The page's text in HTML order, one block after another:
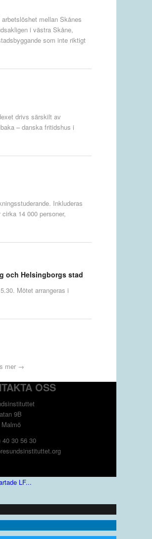
mellan Skånes
i västra Skåne,
som inte riktigt
drivs särskilt av
– danska fritidshus i
Inkluderas
14 000 personer,
och Helsingborgs stad
Mötet arrangeras i
mer →
OSS
9B
40 30 56 30
LF...